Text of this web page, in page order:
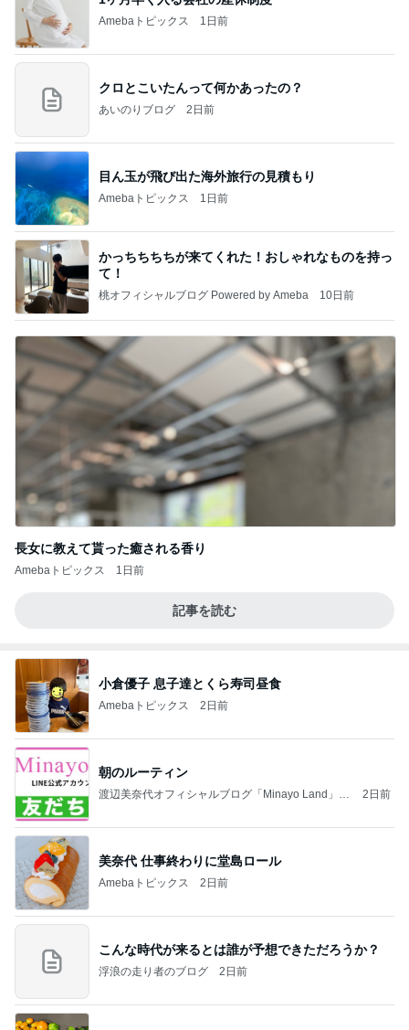
Amebaトピックス 1日前
クロとこいたんって何かあったの？
あいのりブログ 2日前
目ん玉が飛び出た海外旅行の見積もり
Amebaトピックス 1日前
かっちちちちが来てくれた！おしゃれなものを持っ
て！
桃オフィシャルブログ Powered by Ameba 10日前
長女に教えて貰った癒される香り
Amebaトピックス 1日前
記事を読む
小倉優子 息子達とくら寿司昼食
Amebaトピックス 2日前
朝のルーティン
渡辺美奈代オフィシャルブログ「Minayo Land」P
2日前
美奈代 仕事終わりに堂島ロール
Amebaトピックス 2日前
こんな時代が来るとは誰が予想できただろうか？
浮浪の走り者のブログ 2日前